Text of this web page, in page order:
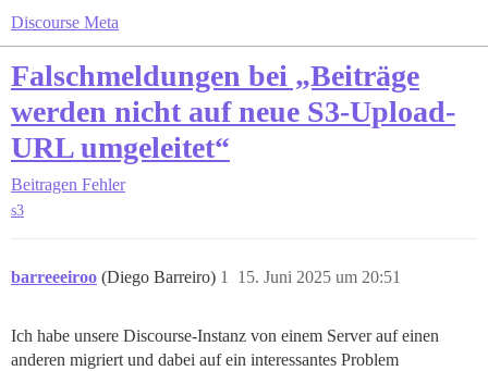
Discourse Meta
Falschmeldungen bei „Beiträge
werden nicht auf neue S3-Upload-
URL umgeleitet“
Beitragen Fehler
s3
barreeeiroo (Diego Barreiro) 15. Juni 2025 um 20:51
1
Ich habe unsere Discourse-Instanz von einem Server auf einen
anderen migriert und dabei auf ein interessantes Problem